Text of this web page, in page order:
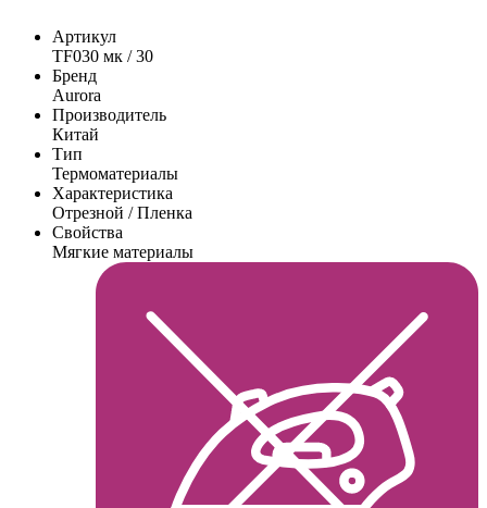
Артикул
TF030 мк / 30
Бренд
Aurora
Производитель
Китай
Тип
Термоматериалы
Характеристика
Отрезной / Пленка
Свойства
Мягкие материалы